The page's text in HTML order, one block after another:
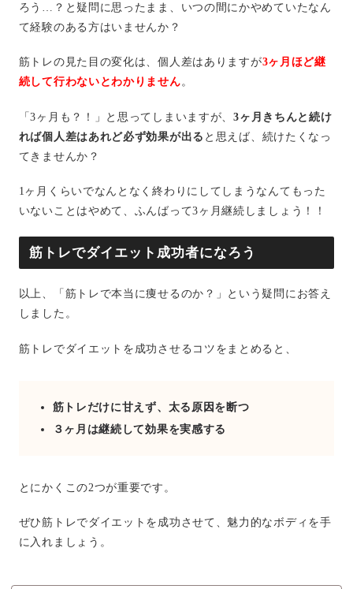
ろう…？と疑問に思ったまま、いつの間にかやめていたなん
て経験のある方はいませんか？
筋トレの見た目の変化は、個人差はありますが3ヶ月ほど継
続して行わないとわかりません。
「3ヶ月も？！」と思ってしまいますが、3ヶ月きちんと続け
れば個人差はあれど必ず効果が出る と思えば、続けたくなっ
てきませんか？
1ヶ月くらいでなんとなく終わりにしてしまうなんてもった
いないことはやめて、ふんばって3ヶ月継続しましょう！！
筋トレでダイエット成功者になろう
以上、「筋トレで本当に痩せるのか？」という疑問にお答え
しました。
筋トレでダイエットを成功させるコツをまとめると、
筋トレだけに甘えず、太る原因を断つ
３ヶ月は継続して効果を実感する
とにかくこの2つが重要です。
ぜひ筋トレでダイエットを成功させて、魅力的なボディを手
に入れましょう。